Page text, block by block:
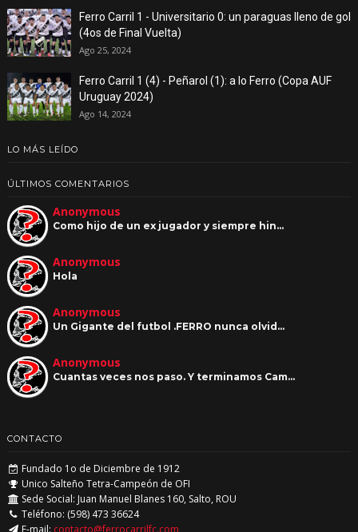
Ferro Carril 1 - Universitario 0: un paraguas lleno de gol
(4os de Final Vuelta)
Ago 25, 2024
Ferro Carril 1 (4) - Peñarol (1): a lo Ferro (Copa AUF
Uruguay 2024)
Ago 14, 2024
LO MÁS LEÍDO
ÚLTIMOS COMENTARIOS
Anonymous
Como hijo de un ex jugador y siempre hin…
Anonymous
Hola
Anonymous
Un Gigante del futbol .FERRO nunca olvid…
Anonymous
Cuantas veces nos paso. Y terminamos Cam…
CONTACTO
Fundado 1o de Diciembre de 1912
Unico Salteño Tetra-Campeón de OFI
Sede Social: Juan Manuel Blanes 160, Salto, ROU
Teléfono: (598) 473 36624